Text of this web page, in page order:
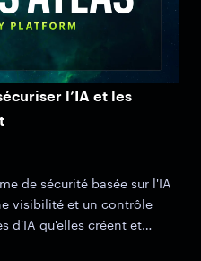
l’IA et les
de sécurité basée sur l'IA
visibilité et un contrôle
d'IA qu'elles créent et